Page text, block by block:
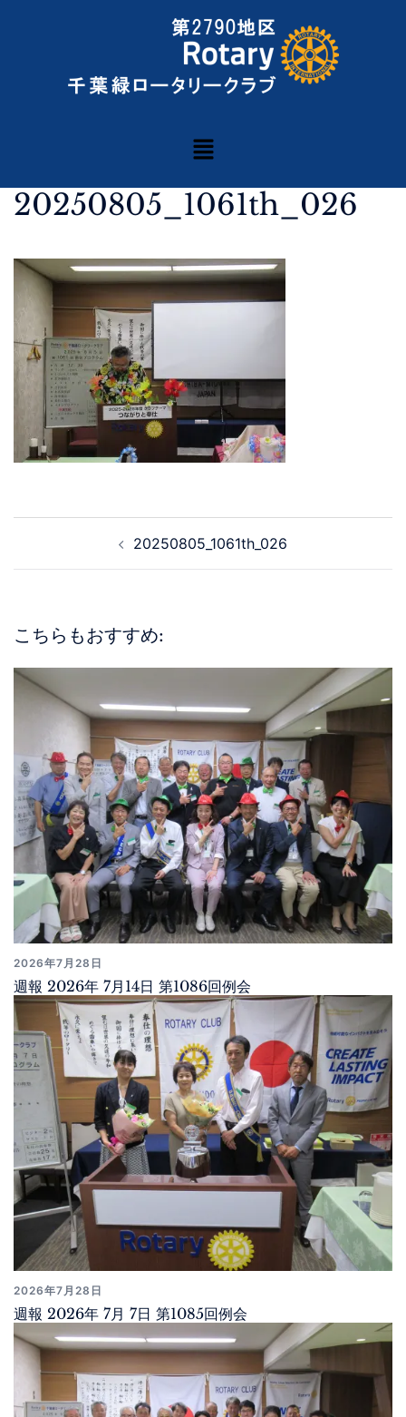
20250805_1061th_026
20250805_1061th_026
こちらもおすすめ:
2026年7月28日
週報 2026年 7月14日 第1086回例会
2026年7月28日
週報 2026年 7月 7日 第1085回例会